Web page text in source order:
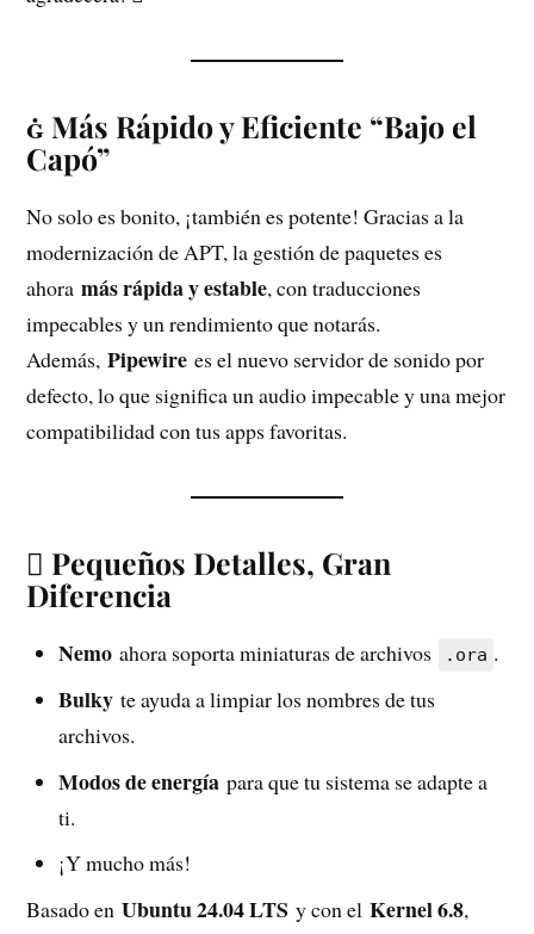
 Más Rápido y Eficiente “Bajo el
Capó”
No solo es bonito, ¡también es potente! Gracias a la
modernización de APT, la gestión de paquetes es
ahoramás rápida y estable, con traducciones
impecables y un rendimiento que notarás.
Además,Pipewire es el nuevo servidor de sonido por
defecto, lo que significa un audio impecable y una mejor
compatibilidad con tus apps favoritas.
 Pequeños Detalles, Gran
Diferencia
Nemo ahora soporta miniaturas de archivos .ora .
Bulky te ayuda a limpiar los nombres de tus
archivos.
Modos de energía para que tu sistema se adapte a
ti.
¡Y mucho más!
Basado enUbuntu 24.04 LTS y con elKernel 6.8,